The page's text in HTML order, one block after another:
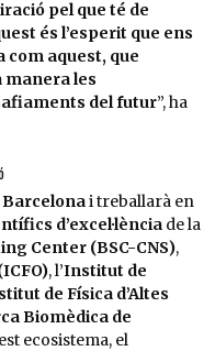
pel que té de
és l’esperit que ens
com aquest, que
manera les
del futur”, ha
Barcelonai treballarà en
d’excel·lènciade la
Center (BSC-CNS),
, l’Institut de
de Física d’Altes
Biomèdica de
ecosistema, el